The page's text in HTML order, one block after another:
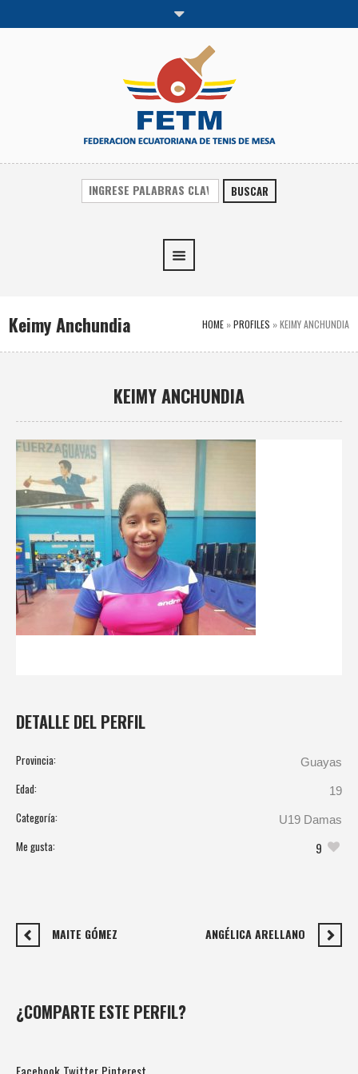
BUSCAR
Keimy Anchundia HOME»PROFILES »KEIMY ANCHUNDIA
KEIMY ANCHUNDIA
DETALLE DEL PERFIL
Provincia: Guayas
Edad: 19
Categoría: U19 Damas
Me gusta: 9
ANGÉLICA ARELLANO
MAITE GÓMEZ
¿COMPARTE ESTE PERFIL?